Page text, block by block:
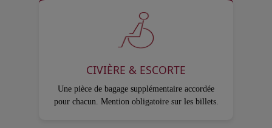
CIVIÈRE & ESCORTE
Une pièce de bagage supplémentaire accordée
pour chacun. Mention obligatoire sur les billets.